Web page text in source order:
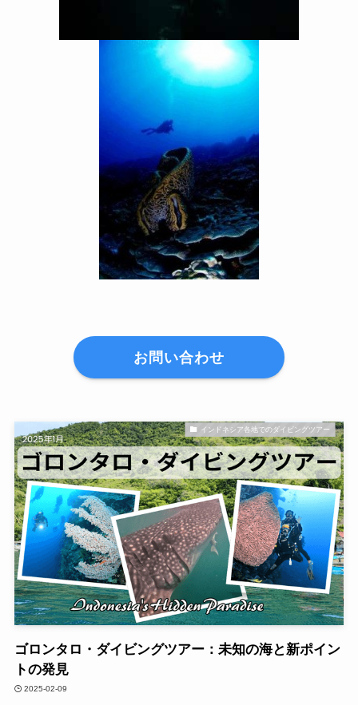
お問い合わせ
インドネシア各地でのダイビングツアー
ゴロンタロ・ダイビングツアー：未知の海と新ポイン
トの発見
2025-02-09